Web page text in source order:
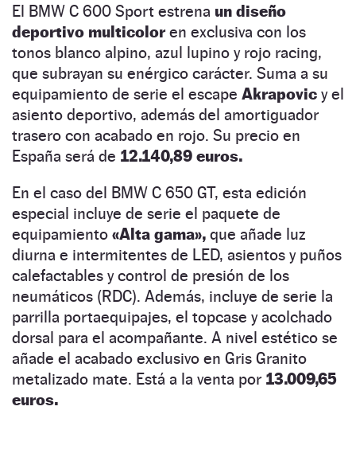
El BMW C 600 Sport estrena un diseño
deportivo multicoloren exclusiva con los
tonos blanco alpino, azul lupino y rojo racing,
que subrayan su enérgico carácter. Suma a su
equipamiento de serie el escape Akrapovic y el
asiento deportivo, además del amortiguador
trasero con acabado en rojo. Su precio en
España será de 12.140,89 euros.
En el caso del BMW C 650 GT, esta edición
especial incluye de serie el paquete de
equipamiento «Alta gama», que añade luz
diurna e intermitentes de LED, asientos y puños
calefactables y control de presión de los
neumáticos (RDC). Además, incluye de serie la
parrilla portaequipajes, el topcase y acolchado
dorsal para el acompañante. A nivel estético se
añade el acabado exclusivo en Gris Granito
metalizado mate. Está a la venta por 13.009,65
euros.